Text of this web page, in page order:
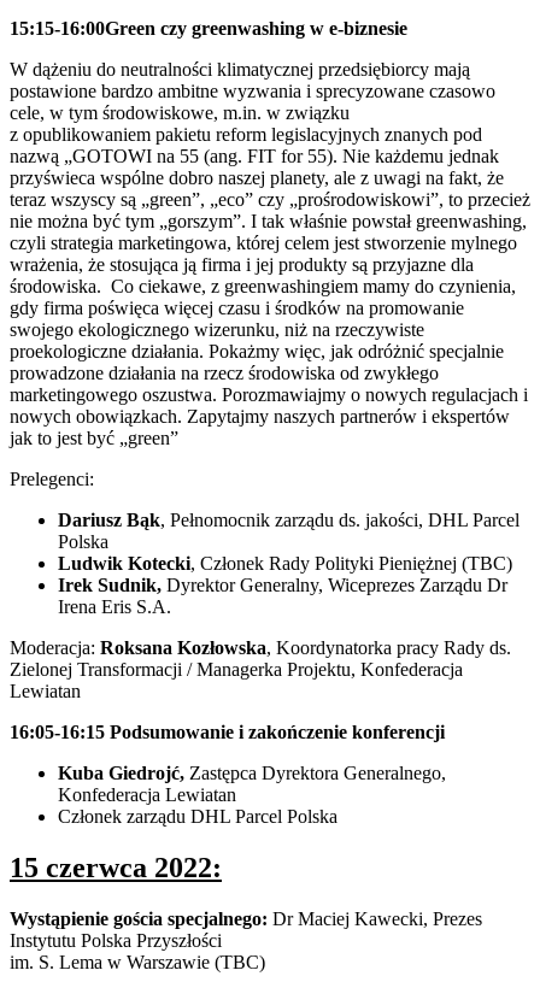
15:15-16:00Green czy greenwashing w e-biznesie
W dążeniu do neutralności klimatycznej przedsiębiorcy mają
postawione bardzo ambitne wyzwania i sprecyzowane czasowo
cele, w tym środowiskowe, m.in. w związku
z opublikowaniem pakietu reform legislacyjnych znanych pod
nazwą „GOTOWI na 55 (ang. FIT for 55). Nie każdemu jednak
przyświeca wspólne dobro naszej planety, ale z uwagi na fakt, że
teraz wszyscy są „green”, „eco” czy „prośrodowiskowi”, to przecież
nie można być tym „gorszym”. I tak właśnie powstał greenwashing,
czyli strategia marketingowa, której celem jest stworzenie mylnego
wrażenia, że stosująca ją firma i jej produkty są przyjazne dla
środowiska. Co ciekawe, z greenwashingiem mamy do czynienia,
gdy firma poświęca więcej czasu i środków na promowanie
swojego ekologicznego wizerunku, niż na rzeczywiste
proekologiczne działania. Pokażmy więc, jak odróżnić specjalnie
prowadzone działania na rzecz środowiska od zwykłego
marketingowego oszustwa. Porozmawiajmy o nowych regulacjach i
nowych obowiązkach. Zapytajmy naszych partnerów i ekspertów
jak to jest być „green”
Prelegenci:
Dariusz Bąk, Pełnomocnik zarządu ds. jakości, DHL Parcel
Polska
Ludwik Kotecki, Członek Rady Polityki Pieniężnej (TBC)
Irek Sudnik, Dyrektor Generalny, Wiceprezes Zarządu Dr
Irena Eris S.A.
Moderacja: Roksana Kozłowska, Koordynatorka pracy Rady ds.
Zielonej Transformacji / Managerka Projektu, Konfederacja
Lewiatan
16:05-16:15 Podsumowanie i zakończenie konferencji
Kuba Giedrojć, Zastępca Dyrektora Generalnego,
Konfederacja Lewiatan
Członek zarządu DHL Parcel Polska
15 czerwca 2022:
Wystąpienie gościa specjalnego: Dr Maciej Kawecki, Prezes
Instytutu Polska Przyszłości
im. S. Lema w Warszawie (TBC)